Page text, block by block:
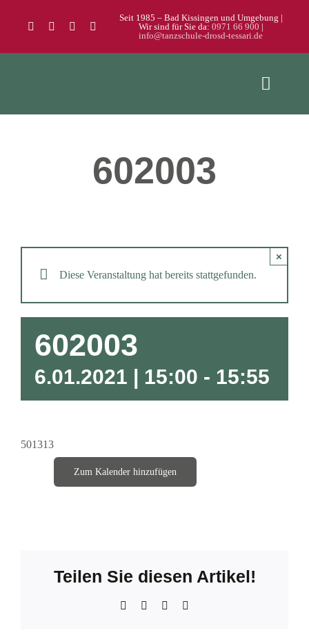
Seit 1985 – Bad Kissingen und Umgebung |
Wir sind für Sie da: 0971 66 900 |
info@tanzschule-drosd-tessari.de
Toggle
Kurse
Über uns
602003
Diese Veranstaltung hat bereits stattgefunden.
×
602003
6.01.2021 | 15:00 - 15:55
501313
Zum Kalender hinzufügen
Teilen Sie diesen Artikel!
Facebook WhatsApp